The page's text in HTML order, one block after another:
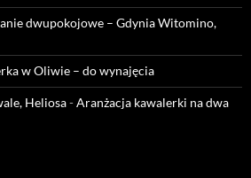
dwupokojowe – Gdynia Witomino,
w Oliwie – do wynajęcia
Heliosa-Aranżacja kawalerki na dwa